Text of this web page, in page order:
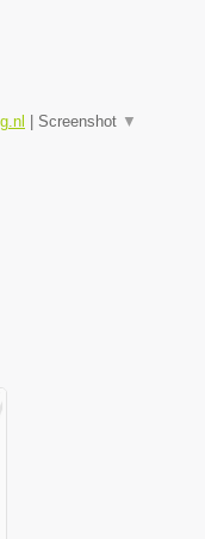
Screenshot ▼